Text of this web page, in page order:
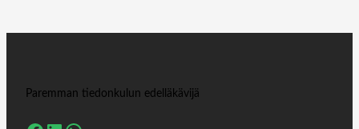
Paremman tiedonkulun edelläkävijä